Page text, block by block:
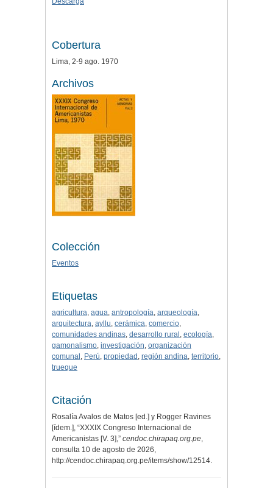
Cobertura
Lima, 2-9 ago. 1970
Archivos
Colección
Eventos
Etiquetas
agricultura, agua, antropología, arqueología,
arquitectura, ayllu, cerámica, comercio,
comunidades andinas, desarrollo rural , ecología,
gamonalismo, investigación, organización
comunal , Perú, propiedad , región andina, territorio,
trueque
Citación
Rosalía Avalos de Matos [ed.] y Rogger Ravines
[ídem.], “XXXIX Congreso Internacional de
Americanistas [V. 3],” cendoc.chirapaq.org.pe,
consulta 10 de agosto de 2026,
http://cendoc.chirapaq.org.pe/items/show/12514.